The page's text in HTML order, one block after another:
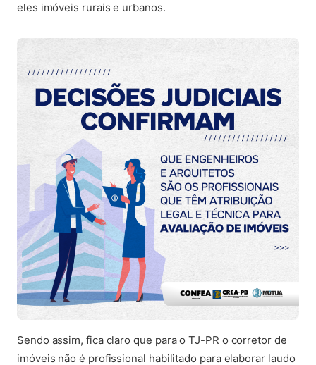
eles imóveis rurais e urbanos.
Sendo assim, fica claro que para o TJ-PR o corretor de
imóveis não é profissional habilitado para elaborar laudo